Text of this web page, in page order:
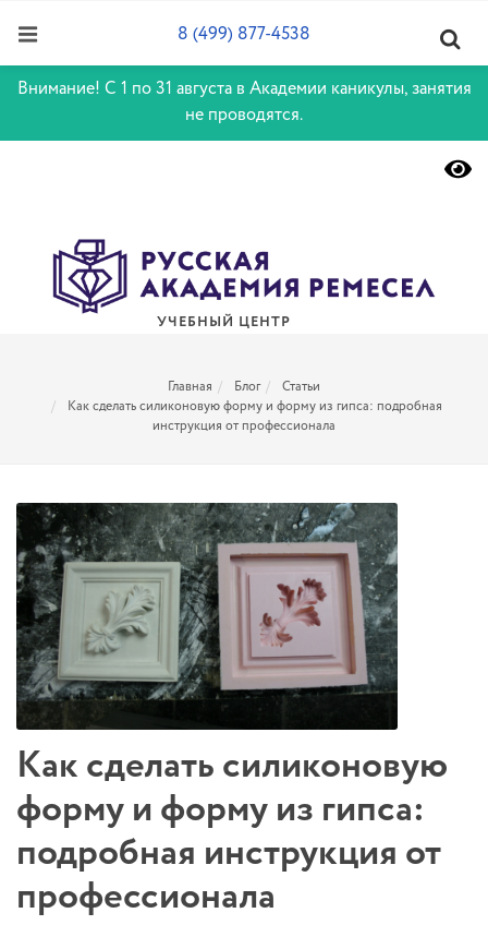
Внимание! С 1 по 31 августа в Академии каникулы, занятия
не проводятся.
УЧЕБНЫЙ ЦЕНТР
8 (499) 877-4538
Главная Блог
Статьи
Как сделать силиконовую форму и форму из гипса: подробная
инструкция от профессионала
Как сделать силиконовую
форму и форму из гипса:
подробная инструкция от
профессионала